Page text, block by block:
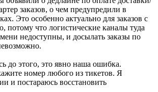
заказов, о чем предупредили в
Это особенно актуально для заказов с
потому что логистические каналы туда
недоступны, и досылать заказы по
до этого, это явно наша ошибка.
номер любого из тикетов. Я
и постараюсь восстановить